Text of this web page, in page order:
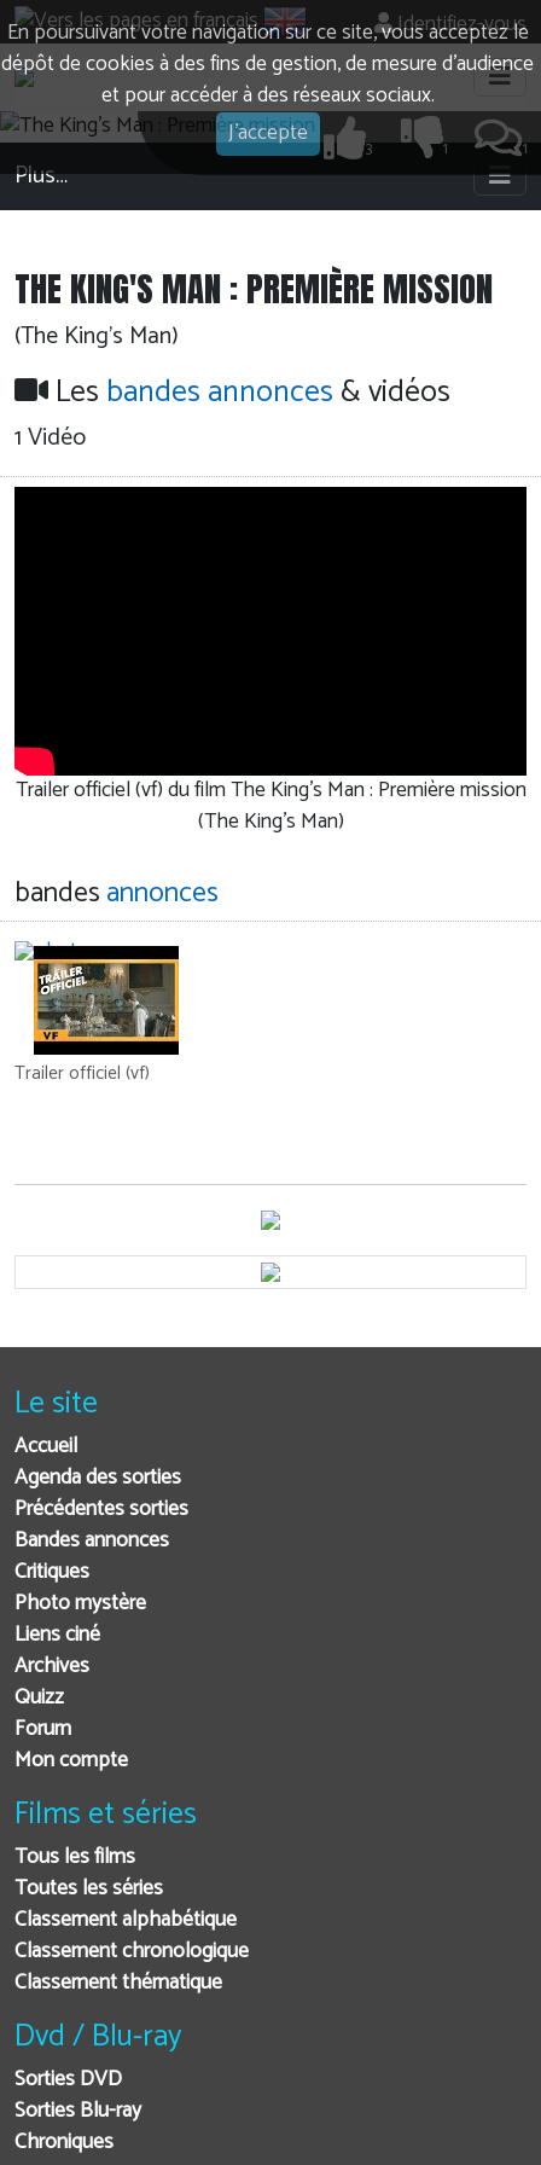
En poursuivant votre navigation sur ce site, vous acceptez le
dépôt de cookies à des fins de gestion, de mesure d’audience
et pour accéder à des réseaux sociaux.
J'accepte
Identifiez-vous
1
1
3
Plus…
THE KING'S MAN : PREMIÈRE MISSION
(The King's Man)
Les bandes annonces& vidéos
1 Vidéo
Trailer officiel (vf) du film The King's Man : Première mission
(The King's Man)
bandesannonces
Trailer officiel (vf)
Le site
Accueil
Agenda des sorties
Précédentes sorties
Bandes annonces
Critiques
Photo mystère
Liens ciné
Archives
Quizz
Forum
Mon compte
Films et séries
Tous les films
Toutes les séries
Classement alphabétique
Classement chronologique
Classement thématique
Dvd / Blu-ray
Sorties DVD
Sorties Blu-ray
Chroniques